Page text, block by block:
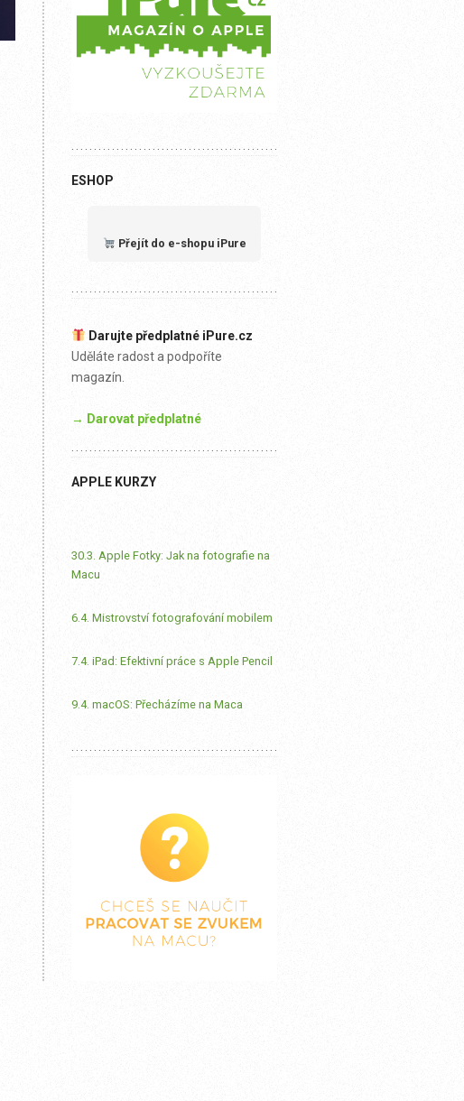
ESHOP
Přejít do e-shopu iPure
Darujte předplatné iPure.cz
Uděláte radost a podpoříte
magazín.
→ Darovat předplatné
APPLE KURZY
30.3. Apple Fotky: Jak na fotografie na
Macu
6.4. Mistrovství fotografování mobilem
7.4. iPad: Efektivní práce s Apple Pencil
9.4. macOS: Přecházíme na Maca